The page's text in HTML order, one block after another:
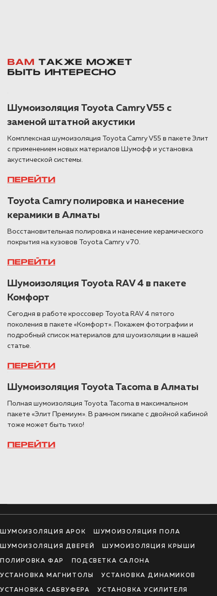
ВАМ
ТАКЖЕ МОЖЕТ
БЫТЬ ИНТЕРЕСНО
Шумоизоляция Toyota Camry V55 с
заменой штатной акустики
Комплексная шумоизоляция Toyota Camry V55 в пакете Элит
с применением новых материалов Шумофф и установка
акустической системы.
ПЕРЕЙТИ
Toyota Camry полировка и нанесение
керамики в Алматы
Восстановительная полировка и нанесение керамического
покрытия на кузовов Toyota Camry v70.
ПЕРЕЙТИ
Шумоизоляция Toyota RAV 4 в пакете
Комфорт
Сегодня в работе кроссовер Toyota RAV 4 пятого
поколения в пакете «Комфорт». Покажем фотографии и
подробный список материалов для шуоизоляции в нашей
статье.
ПЕРЕЙТИ
Шумоизоляция Toyota Tacoma в Алматы
Полная шумоизоляция Toyota Tacoma в максимальном
пакете «Элит Премиум». В рамном пикапе с двойной кабиной
тоже может быть тихо!
ПЕРЕЙТИ
ШУМОИЗОЛЯЦИЯ АРОК ШУМОИЗОЛЯЦИЯ ПОЛА
ШУМОИЗОЛЯЦИЯ ДВЕРЕЙ ШУМОИЗОЛЯЦИЯ КРЫШИ
ПОЛИРОВКА ФАР ПОДСВЕТКА САЛОНА
УСТАНОВКА МАГНИТОЛЫ УСТАНОВКА ДИНАМИКОВ
УСТАНОВКА САБВУФЕРА УСТАНОВКА УСИЛИТЕЛЯ